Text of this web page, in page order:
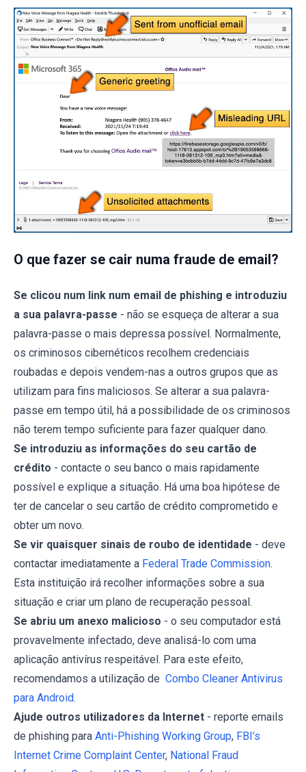
O que fazer se cair numa fraude de email?
Se clicou num link num email de phishing e introduziu
a sua palavra-passe - não se esqueça de alterar a sua
palavra-passe o mais depressa possível. Normalmente,
os criminosos cibernéticos recolhem credenciais
roubadas e depois vendem-nas a outros grupos que as
utilizam para fins maliciosos. Se alterar a sua palavra-
passe em tempo útil, há a possibilidade de os criminosos
não terem tempo suficiente para fazer qualquer dano.
Se introduziu as informações do seu cartão de
crédito - contacte o seu banco o mais rapidamente
possível e explique a situação. Há uma boa hipótese de
ter de cancelar o seu cartão de crédito comprometido e
obter um novo.
Se vir quaisquer sinais de roubo de identidade - deve
contactar imediatamente a Federal Trade Commission.
Esta instituição irá recolher informações sobre a sua
situação e criar um plano de recuperação pessoal.
Se abriu um anexo malicioso - o seu computador está
provavelmente infectado, deve analisá-lo com uma
aplicação antivírus respeitável. Para este efeito,
recomendamos a utilização de Combo Cleaner Antivirus
para Android.
Ajude outros utilizadores da Internet - reporte emails
de phishing para Anti-Phishing Working Group, FBI’s
Internet Crime Complaint Center, National Fraud